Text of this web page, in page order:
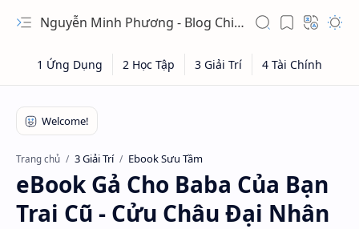
Nguyễn Minh Phương - Blog Chia sẻ Kiến thức Chứng khoán & Tài liệu Toán học
Trang chủ 3 Giải Trí Ebook Sưu Tầm
eBook Gả Cho Baba Của Bạn
Trai Cũ - Cửu Châu Đại Nhân